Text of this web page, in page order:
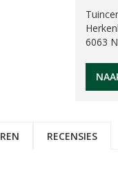
6063
RECENSIES